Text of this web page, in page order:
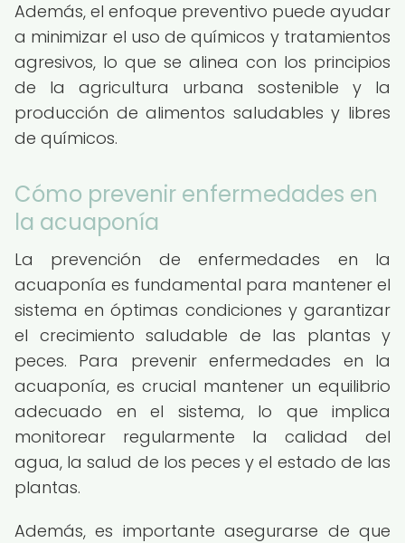
Además, el enfoque preventivo puede ayudar
a minimizar el uso de químicos y tratamientos
agresivos, lo que se alinea con los principios
de la agricultura urbana sostenible y la
producción de alimentos saludables y libres
de químicos.
Cómo prevenir enfermedades en
la acuaponía
La prevención de enfermedades en la
acuaponía es fundamental para mantener el
sistema en óptimas condiciones y garantizar
el crecimiento saludable de las plantas y
peces. Para prevenir enfermedades en la
acuaponía, es crucial mantener un equilibrio
adecuado en el sistema, lo que implica
monitorear regularmente la calidad del
agua, la salud de los peces y el estado de las
plantas.
Además, es importante asegurarse de que